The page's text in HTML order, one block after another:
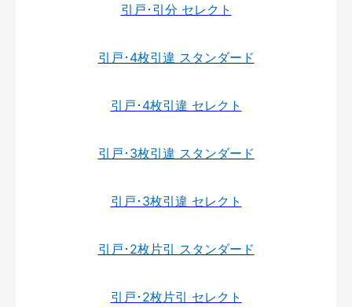
引戸･引分 セレクト
引戸･4枚引違 スタンダード
引戸･4枚引違 セレクト
引戸･3枚引違 スタンダード
引戸･3枚引違 セレクト
引戸･2枚片引 スタンダード
引戸･2枚片引 セレクト